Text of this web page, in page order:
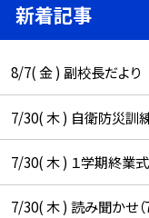
新着記事
8/7( 金 ) 副校長だよ
7/30( 木 ) 自衛防災訓
7/30( 木 ) １学期終業式
7/30( 木 ) 読み聞かせ（